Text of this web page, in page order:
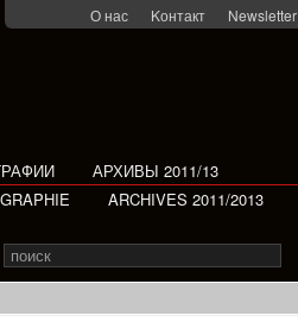
О нас Kонтакт Newsletter
АРХИВЫ 2011/13
ARCHIVES 2011/2013
Search
for